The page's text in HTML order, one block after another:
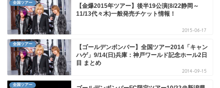
全国ツアー
【金爆2015年ツアー】後半19公演(8/22静岡～
11/13代々木)一般発売チケット情報！
2015-06-17
全国ツアー
【ゴールデンボンバー】全国ツアー2014「キャン
ハゲ」9/14(日)兵庫：神戸ワールド記念ホール2日
目 まとめ
2014-09-15
全国ツアー